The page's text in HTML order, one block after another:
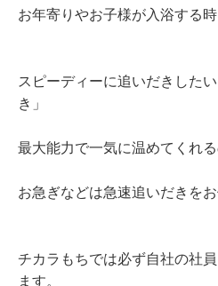
お年寄りやお子様が入浴する
スピーディーに追いだきした
き」
最大能力で一気に温めてくれ
お急ぎなどは急速追いだきを
チカラもちでは必ず自社の社
ます。